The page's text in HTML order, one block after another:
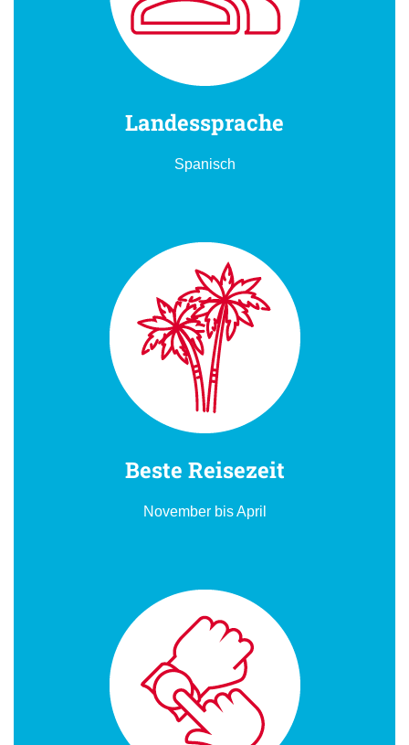
Landessprache
Spanisch
Beste Reisezeit
November bis April